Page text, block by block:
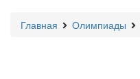
Главная Олимпиады